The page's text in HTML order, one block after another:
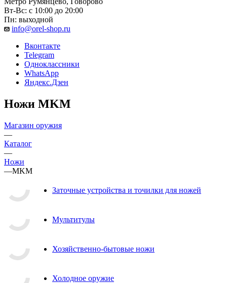
Вт-Вс: с 10:00 до 20:00
Пн: выходной
info@orel-shop.ru
Вконтакте
Telegram
Одноклассники
WhatsApp
Яндекс.Дзен
Ножи MKM
Магазин оружия
—
Каталог
—
Ножи
—MKM
Заточные устройства и точилки для ножей
Мультитулы
Хозяйственно-бытовые ножи
Холодное оружие